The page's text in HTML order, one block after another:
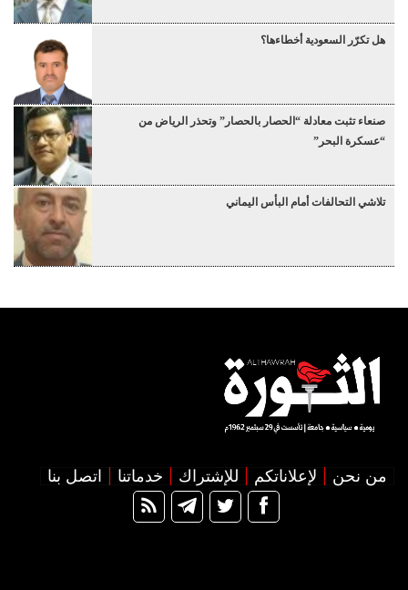
هل تكرّر السعودية أخطاءها؟
صنعاء تثبت معادلة “الحصار بالحصار” وتحذر الرياض من
“عسكرة البحر”
تلاشي التحالفات أمام البأس اليماني
من نحن لإعلاناتكم للإشتراك خدماتنا اتصل بنا